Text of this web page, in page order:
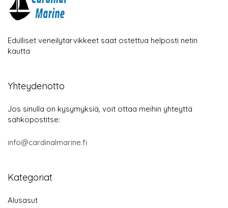
Edulliset veneilytarvikkeet saat ostettua helposti netin
kautta
Yhteydenotto
Jos sinulla on kysymyksiä, voit ottaa meihin yhteyttä
sähköpostitse:
info@cardinalmarine.fi
Kategoriat
Alusasut